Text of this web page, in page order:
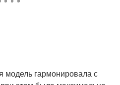
модель гармонировала с